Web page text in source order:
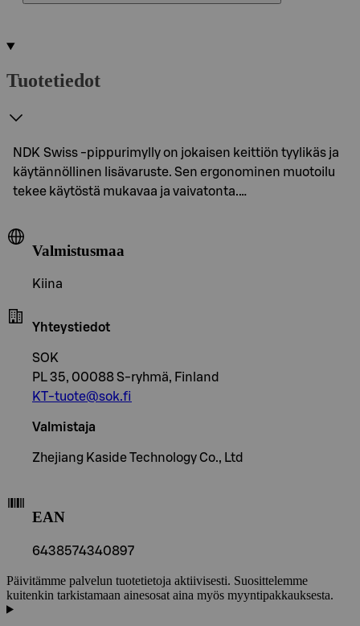
Tuotetiedot
NDK Swiss -pippurimylly on jokaisen keittiön tyylikäs ja
käytännöllinen lisävaruste. Sen ergonominen muotoilu
tekee käytöstä mukavaa ja vaivatonta.…
Valmistusmaa
Kiina
Yhteystiedot
SOK
PL 35, 00088 S-ryhmä, Finland
KT-tuote@sok.fi
Valmistaja
Zhejiang Kaside Technology Co., Ltd
EAN
6438574340897
Päivitämme palvelun tuotetietoja aktiivisesti. Suosittelemme
kuitenkin tarkistamaan ainesosat aina myös myyntipakkauksesta.